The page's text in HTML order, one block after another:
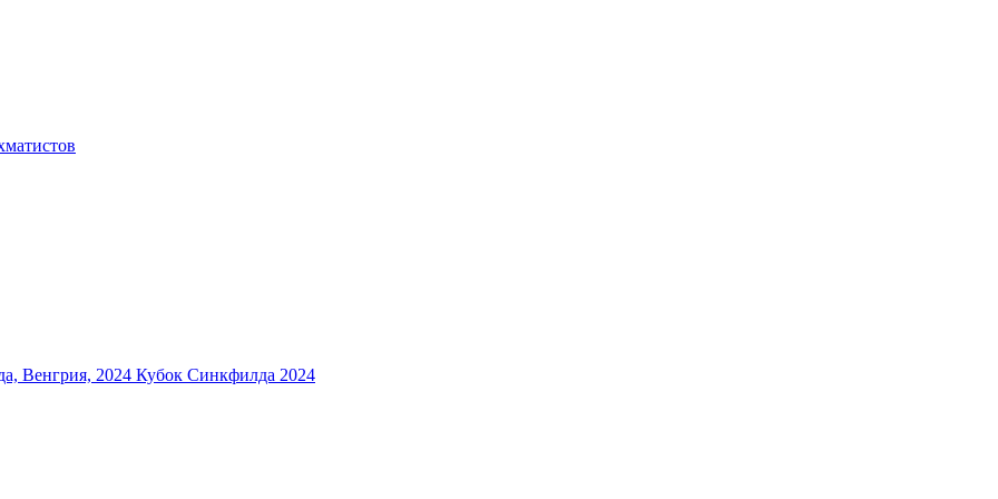
Венгрия, 2024 Кубок Синкфилда 2024